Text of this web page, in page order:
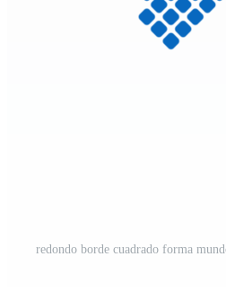
redondo borde cuadrado forma